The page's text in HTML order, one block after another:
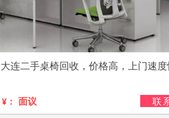
大连二手桌椅回收，价格高，上门速
¥： 面议 联